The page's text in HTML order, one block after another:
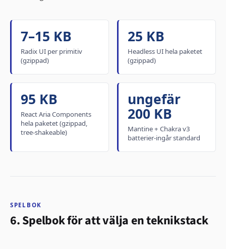
7–15 KB
Radix UI per primitiv
(gzippad)
25 KB
Headless UI hela paketet
(gzippad)
95 KB
React Aria Components
hela paketet (gzippad,
tree-shakeable)
ungefär
200 KB
Mantine + Chakra v3
batterier-ingår standard
SPELBOK
6. Spelbok för att välja en teknikstack